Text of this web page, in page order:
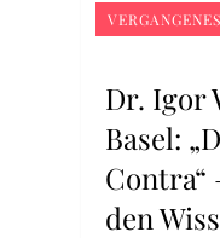
VERGANGENES
Dr. Igor
Basel:
den